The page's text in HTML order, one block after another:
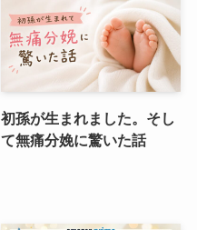
初孫が生まれました。そし
て無痛分娩に驚いた話